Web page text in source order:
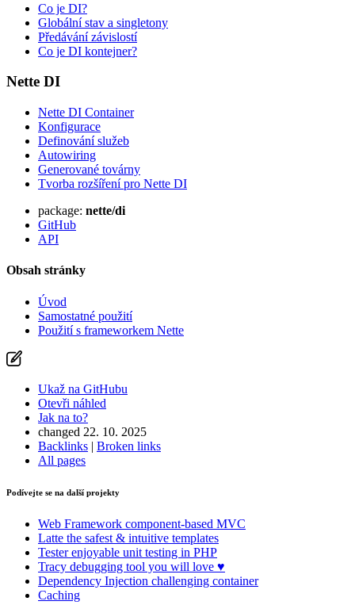
Co je DI?
Globální stav a singletony
Předávání závislostí
Co je DI kontejner?
Nette DI
Nette DI Container
Konfigurace
Definování služeb
Autowiring
Generované továrny
Tvorba rozšíření pro Nette DI
package: nette/di
GitHub
API
Obsah stránky
Úvod
Samostatné použití
Použití s frameworkem Nette
Ukaž na GitHubu
Otevři náhled
Jak na to?
changed 22. 10. 2025
Backlinks | Broken links
All pages
Podívejte se na další projekty
Web Framework component-based MVC
Latte the safest & intuitive templates
Testerenjoyable unit testing in PHP
Tracy debugging tool you will love ♥
Dependency Injection challenging container
Caching